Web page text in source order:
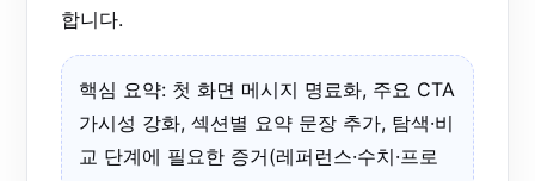
합니다.
핵심 요약: 첫 화면 메시지 명료화, 주요 CTA
가시성 강화, 섹션별 요약 문장 추가, 탐색·비
교 단계에 필요한 증거(레퍼런스·수치·프로